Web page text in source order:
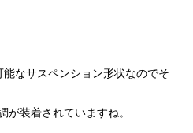
なサスペンション形状なのでそ
が装着されていますね。